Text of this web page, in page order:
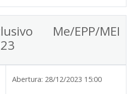
Me/EPP/MEI
Abertura: 28/12/2023 15:00